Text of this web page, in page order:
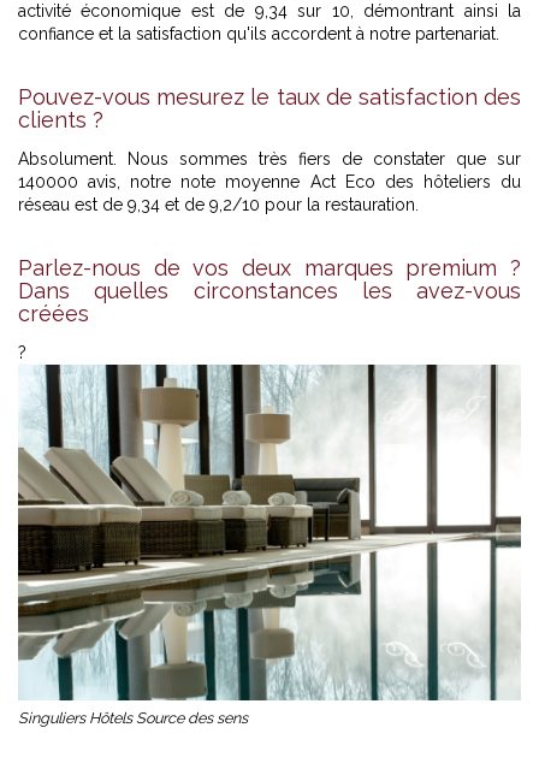
activité économique est de 9,34 sur 10, démontrant ainsi la
confiance et la satisfaction qu'ils accordent à notre partenariat.
Pouvez-vous mesurez le taux de satisfaction des
clients ?
Absolument. Nous sommes très fiers de constater que sur
140000 avis, notre note moyenne Act Eco des hôteliers du
réseau est de 9,34 et de 9,2/10 pour la restauration.
Parlez-nous de vos deux marques premium ?
Dans quelles circonstances les avez-vous
créées
?
Singuliers Hôtels Source des sens